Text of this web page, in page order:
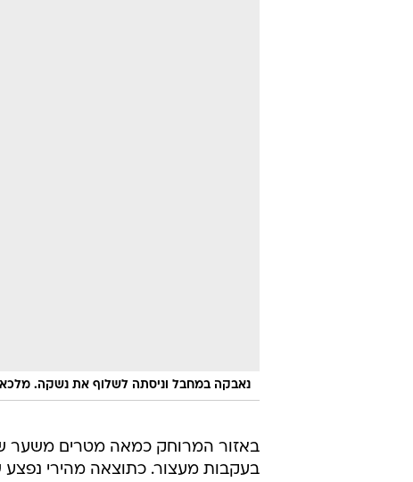
נאבקה במחבל וניסתה לשלוף את נשקה. מלכא
באזור המרוחק כמאה מטרים משער
בעקבות מעצור. כתוצאה מהירי נפצע